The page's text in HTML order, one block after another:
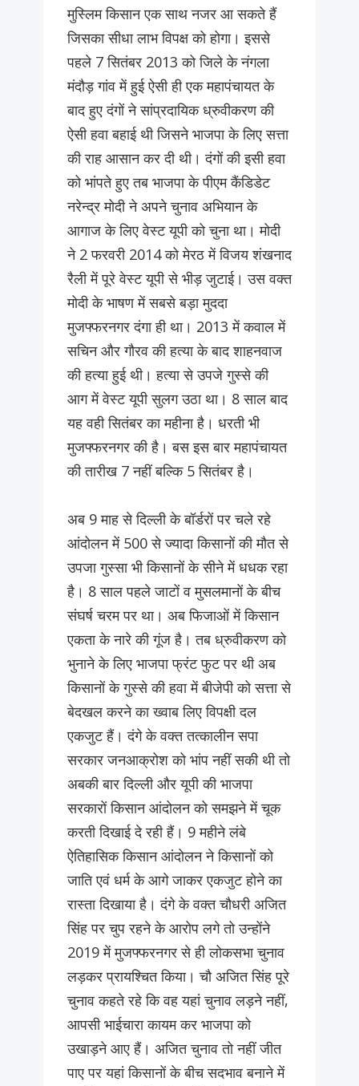
मुस्लिम किसान एक साथ नजर आ सकते हैं
जिसका सीधा लाभ विपक्ष को होगा। इससे
पहले 7 सितंबर 2013 को जिले के नंगला
मंदौड़ गांव में हुई ऐसी ही एक महापंचायत के
बाद हुए दंगों ने सांप्रदायिक ध्रुवीकरण की
ऐसी हवा बहाई थी जिसने भाजपा के लिए सत्ता
की राह आसान कर दी थी। दंगों की इसी हवा
को भांपते हुए तब भाजपा के पीएम कैंडिडेट
नरेन्द्र मोदी ने अपने चुनाव अभियान के
आगाज के लिए वेस्ट यूपी को चुना था। मोदी
ने 2 फरवरी 2014 को मेरठ में विजय शंखनाद
रैली में पूरे वेस्ट यूपी से भीड़ जुटाई। उस वक्त
मोदी के भाषण में सबसे बड़ा मुददा
मुजफ्फरनगर दंगा ही था। 2013 में कवाल में
सचिन और गौरव की हत्या के बाद शाहनवाज
की हत्या हुई थी। हत्या से उपजे गुस्से की
आग में वेस्ट यूपी सुलग उठा था। 8 साल बाद
यह वही सितंबर का महीना है। धरती भी
मुजफ्फरनगर की है। बस इस बार महापंचायत
की तारीख 7 नहीं बल्कि 5 सितंबर है।
अब 9 माह से दिल्ली के बॉर्डरों पर चले रहे
आंदोलन में 500 से ज्यादा किसानों की मौत से
उपजा गुस्सा भी किसानों के सीने में धधक रहा
है। 8 साल पहले जाटों व मुसलमानों के बीच
संघर्ष चरम पर था। अब फिजाओं में किसान
एकता के नारे की गूंज है। तब ध्रुवीकरण को
भुनाने के लिए भाजपा फ्रंट फुट पर थी अब
किसानों के गुस्से की हवा में बीजेपी को सत्ता से
बेदखल करने का ख्वाब लिए विपक्षी दल
एकजुट हैं। दंगे के वक्त तत्कालीन सपा
सरकार जनआक्रोश को भांप नहीं सकी थी तो
अबकी बार दिल्ली और यूपी की भाजपा
सरकारों किसान आंदोलन को समझने में चूक
करती दिखाई दे रही हैं। 9 महीने लंबे
ऐतिहासिक किसान आंदोलन ने किसानों को
जाति एवं धर्म के आगे जाकर एकजुट होने का
रास्ता दिखाया है। दंगे के वक्त चौधरी अजित
सिंह पर चुप रहने के आरोप लगे तो उन्होंने
2019 में मुजफ्फरनगर से ही लोकसभा चुनाव
लड़कर प्रायश्चित किया। चौ अजित सिंह पूरे
चुनाव कहते रहे कि वह यहां चुनाव लड़ने नहीं,
आपसी भाईचारा कायम कर भाजपा को
उखाड़ने आए हैं। अजित चुनाव तो नहीं जीत
पाए पर यहां किसानों के बीच सदभाव बनाने में